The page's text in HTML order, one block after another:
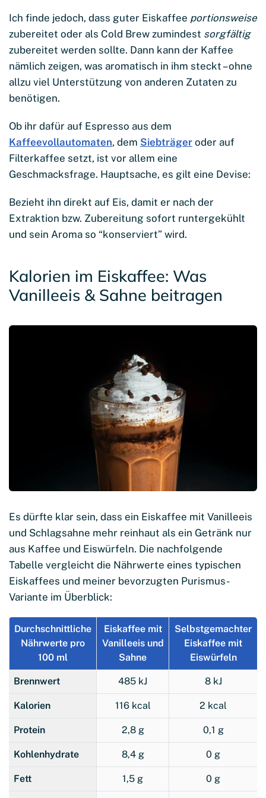
Ich finde jedoch, dass guter Eiskaffee portionsweise
zubereitet oder als Cold Brew zumindest sorgfältig
zubereitet werden sollte. Dann kann der Kaffee
nämlich zeigen, was aromatisch in ihm steckt – ohne
allzu viel Unterstützung von anderen Zutaten zu
benötigen.
Ob ihr dafür auf Espresso aus dem
Kaffeevollautomaten, dem Siebträger oder auf
Filterkaffee setzt, ist vor allem eine
Geschmacksfrage. Hauptsache, es gilt eine Devise:
Bezieht ihn direkt auf Eis, damit er nach der
Extraktion bzw. Zubereitung sofort runtergekühlt
und sein Aroma so “konserviert” wird.
Kalorien im Eiskaffee: Was
Vanilleeis & Sahne beitragen
Es dürfte klar sein, dass ein Eiskaffee mit Vanilleeis
und Schlagsahne mehr reinhaut als ein Getränk nur
aus Kaffee und Eiswürfeln. Die nachfolgende
Tabelle vergleicht die Nährwerte eines typischen
Eiskaffees und meiner bevorzugten Purismus-
Variante im Überblick:
Durchschnittliche
Nährwerte pro
100 ml
Eiskaffee mit
Vanilleeis und
Sahne
Selbstgemachter
Eiskaffee mit
Eiswürfeln
Brennwert 485 kJ 8 kJ
Kalorien 116 kcal 2 kcal
Protein 2,8 g 0,1 g
Kohlenhydrate 8,4 g 0 g
Fett 1,5 g 0 g